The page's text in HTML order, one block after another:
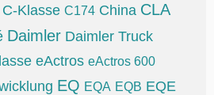
C-Klasse C174 China CLA
Daimler Daimler Truck
eActros eActros 600
EQ EQA EQB EQE